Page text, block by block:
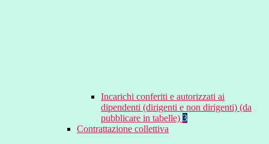
Incarichi conferiti e autorizzati ai
dipendenti (dirigenti e non dirigenti) (da
pubblicare in tabelle) 3
Contrattazione collettiva